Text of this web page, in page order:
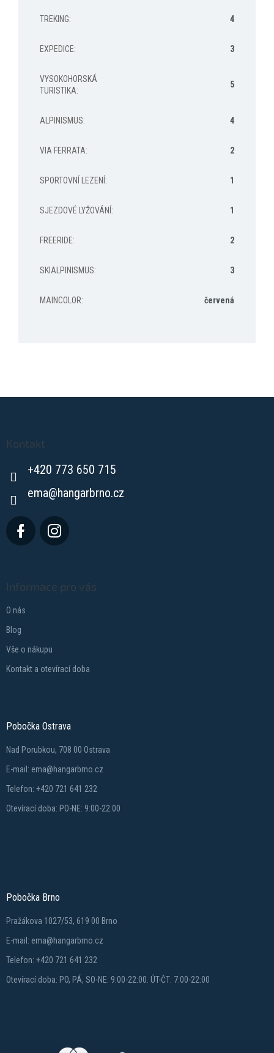
TREKING: 4
EXPEDICE: 3
VYSOKOHORSKÁ
TURISTIKA:
5
ALPINISMUS: 4
VIA FERRATA: 2
SPORTOVNÍ LEZENÍ : 1
SJEZDOVÉ LYŽOVÁNÍ : 1
FREERIDE: 2
SKIALPINISMUS: 3
MAINCOLOR: červená
Kontakt
+420 773 650 715
ema@hangarbrno.cz
Informace pro vás
O nás
Blog
Vše o nákupu
Kontakt a otevírací doba
Pobočka Ostrava
Nad Porubkou, 708 00 Ostrava
E-mail: ema@hangarbrno.cz
Telefon: +420 721 641 232
Otevírací doba: PO-NE: 9:00-22:00
Pobočka Brno
Pražákova 1027/53, 619 00 Brno
E-mail: ema@hangarbrno.cz
Telefon: +420 721 641 232
Otevírací doba: PO, PÁ, SO-NE: 9:00-22:00. ÚT-ČT: 7:00-22:00